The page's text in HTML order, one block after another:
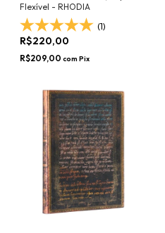
Flexível - RHODIA
(1)
R$220,00
R$209,00 com Pix